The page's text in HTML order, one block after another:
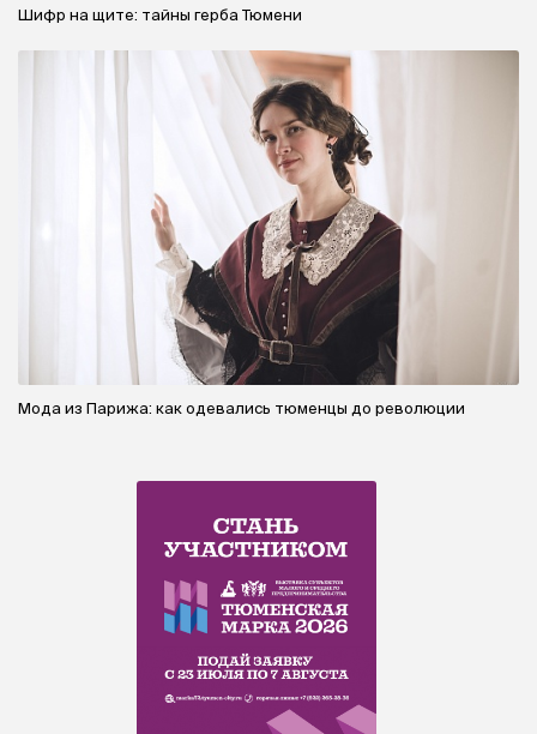
Шифр на щите: тайны герба Тюмени
Мода из Парижа: как одевались тюменцы до революции